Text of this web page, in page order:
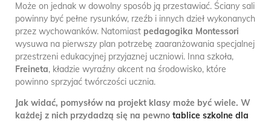
Może on jednak w dowolny sposób ją przestawiać. Ściany sali
powinny być pełne rysunków, rzeźb i innych dzieł wykonanych
przez wychowanków. Natomiast pedagogika Montessori
wysuwa na pierwszy plan potrzebę zaaranżowania specjalnej
przestrzeni edukacyjnej przyjaznej uczniowi. Inna szkoła,
Freineta, kładzie wyraźny akcent na środowisko, które
powinno sprzyjać twórczości ucznia.
Jak widać, pomysłów na projekt klasy może być wiele. W
każdej z nich przydadzą się na pewno tablice szkolne dla